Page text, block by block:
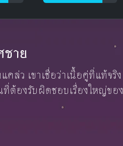
ชาย
ล่ว เขาเชื่อว่าเนื้อคู่ที่แท้จริง
ที่ต้องรับผิดชอบเรื่องใหญ่ของ